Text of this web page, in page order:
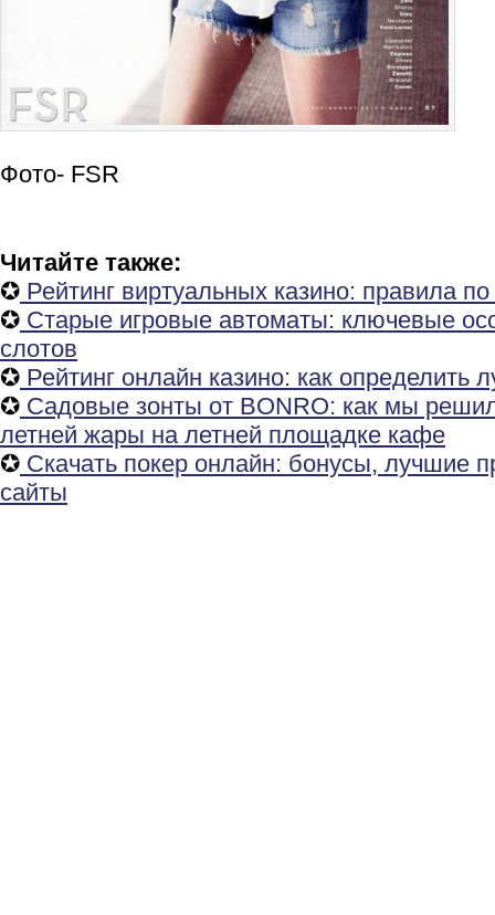
​Фото- FSR
Читайте также:
✪ Рейтинг виртуальных казино: правила
✪ Старые игровые автоматы: ключевые
слотов
✪ Рейтинг онлайн казино: как определить
✪ Садовые зонты от BONRO: как мы
летней жары на летней площадке кафе
✪ Скачать покер онлайн: бонусы, лучшие
сайты